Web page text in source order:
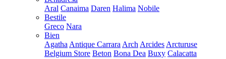
Aral Canaima Daren Halima Nobile
Bestile
Greco Nara
Bien
Agatha Antique Carrara Arch Arcides Arcturuse
Belgium Store Beton Bona Dea Buxy Calacatta